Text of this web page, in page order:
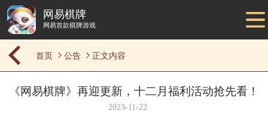
网易棋牌
网易首款棋牌游戏
首页 公告 正文内容
《网易棋牌》再迎更新，十二月福利活动抢先看！
2023-11-22